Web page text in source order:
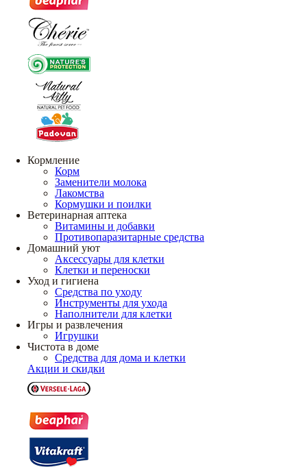
Кормление
Корм
Заменители молока
Лакомства
Кормушки и поилки
Ветеринарная аптека
Витамины и добавки
Противопаразитарные средства
Домашний уют
Аксессуары для клетки
Клетки и переноски
Уход и гигиена
Средства по уходу
Инструменты для ухода
Наполнители для клетки
Игры и развлечения
Игрушки
Чистота в доме
Средства для дома и клетки
Акции и скидки